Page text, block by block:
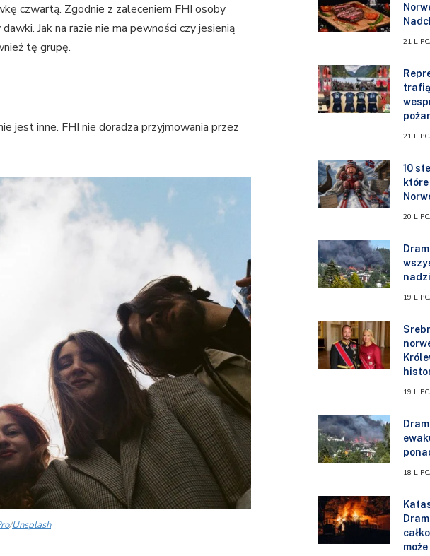
czwartą. Zgodnie z zaleceniem FHI osoby
Jak na razie nie ma pewności czy jesienią
tę grupę.
jest inne. FHI nie doradza przyjmowania przez
/Unsplash
21
21
10
20
19
19
18